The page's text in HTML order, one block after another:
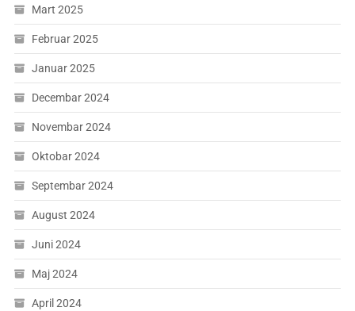
Mart 2025
Februar 2025
Januar 2025
Decembar 2024
Novembar 2024
Oktobar 2024
Septembar 2024
August 2024
Juni 2024
Maj 2024
April 2024